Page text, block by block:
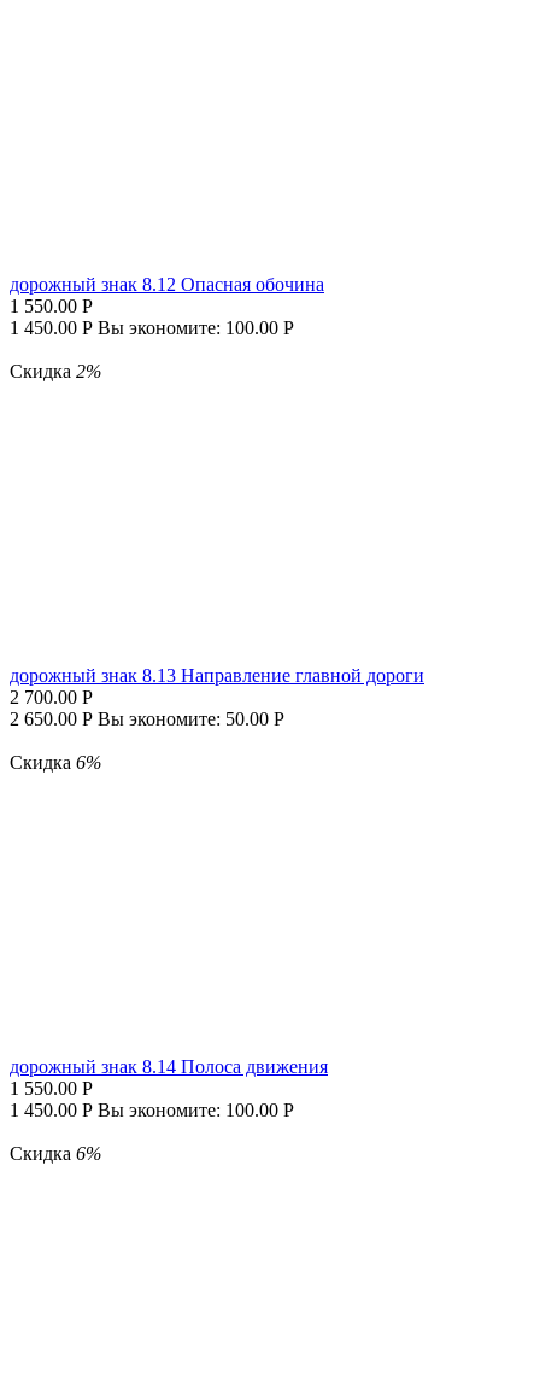
дорожный знак 8.12 Опасная обочина
1 550.00 Р
1 450.00 Р Вы экономите: 100.00 Р
Скидка 2%
дорожный знак 8.13 Направление главной дороги
2 700.00 Р
2 650.00 Р Вы экономите: 50.00 Р
Скидка 6%
дорожный знак 8.14 Полоса движения
1 550.00 Р
1 450.00 Р Вы экономите: 100.00 Р
Скидка 6%